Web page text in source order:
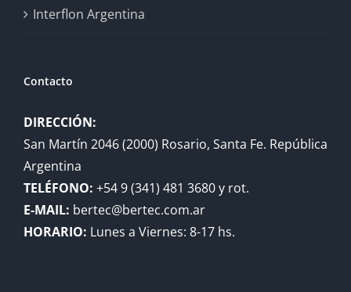
Interflon Argentina
Contacto
DIRECCIÓN:
San Martín 2046 (2000) Rosario, Santa Fe. República
Argentina
TELÉFONO: +54 9 (341) 481 3680 y rot.
E-MAIL: bertec@bertec.com.ar
HORARIO: Lunes a Viernes: 8-17 hs.